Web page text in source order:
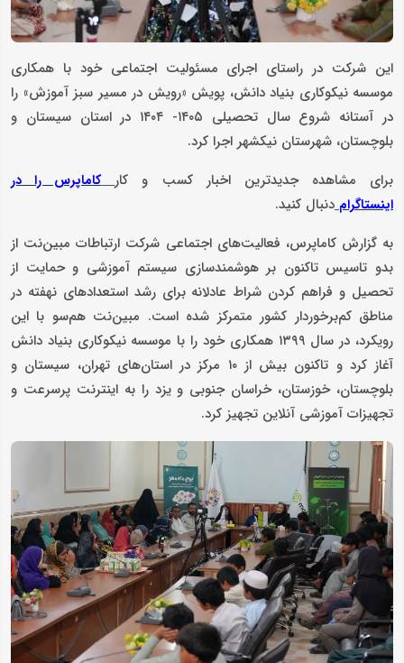
این شرکت در راستای اجرای مسئولیت اجتماعی خود با همکاری
موسسه نیکوکاری بنیاد دانش، پویش «رویش در مسیر سبز آموزش» را
در آستانه شروع سال تحصیلی ۱۴۰۵- ۱۴۰۴ در استان سیستان و
بلوچستان، شهرستان نیکشهر اجرا کرد.
برای مشاهده جدیدترین اخبار کسب و کار
کاماپرس را در
اینستاگرام دنبال کنید.
به گزارش کاماپرس، فعالیت‌های اجتماعی شرکت ارتباطات مبین‌نت از
بدو تاسیس تاکنون بر هوشمندسازی سیستم آموزشی و حمایت از
تحصیل و فراهم کردن شراط عادلانه برای رشد استعدادهای نهفته در
مناطق کم‌برخوردار کشور متمرکز شده است. مبین‌نت هم‌سو با این
رویکرد، در سال ۱۳۹۹ همکاری خود را با موسسه نیکوکاری بنیاد دانش
آغاز کرد و تاکنون بیش از ۱۰ مرکز در استان‌های تهران، سیستان و
بلوچستان، خوزستان، خراسان جنوبی و یزد را به اینترنت پرسرعت و
تجهیزات آموزشی آنلاین تجهیز کرد.